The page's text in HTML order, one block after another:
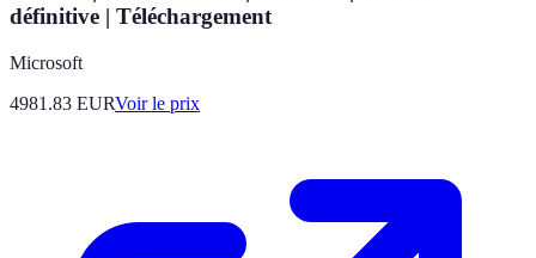
définitive | Téléchargement
Microsoft
4981.83 EURVoir le prix